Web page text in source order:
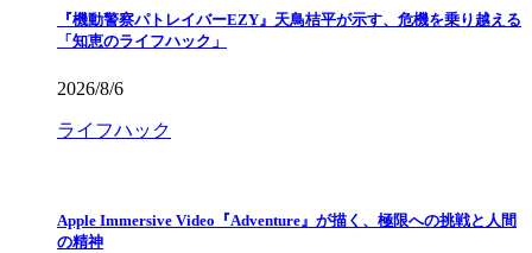
『機動警察パトレイバーEZY』天鳥桔平が示す、危機を乗り越える
「知恵のライフハック」
2026/8/6
ライフハック
Apple Immersive Video『Adventure』が描く、極限への挑戦と人間
の精神